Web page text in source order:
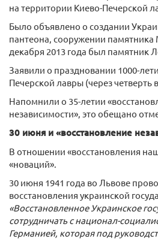
на территории Киево-Печерской
Было объявлено о создании
пантеона, сооружении памятника
декабря 2013 года был памятник
Заявили о праздновании 1000-
Печерской лавры (через четверть
Напомнили о 35-летии
независимости», это обещано
30 июня и «восстановление
В отношении «восстановления
«новаций».
30 июня 1941 года во Львове
восстановления украинской
«Восстановленное Украинское
сотрудничать с национал-
Германией, которая под